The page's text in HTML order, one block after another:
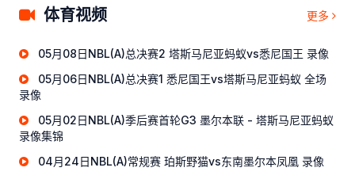
体育视频 更多
05月08日NBL(A)总决赛2 塔斯马尼亚蚂蚁vs悉尼国王 录像
05月06日NBL(A)总决赛1 悉尼国王vs塔斯马尼亚蚂蚁 全场
录像
05月02日NBL(A)季后赛首轮G3 墨尔本联 - 塔斯马尼亚蚂蚁
录像集锦
04月24日NBL(A)常规赛 珀斯野猫vs东南墨尔本凤凰 录像